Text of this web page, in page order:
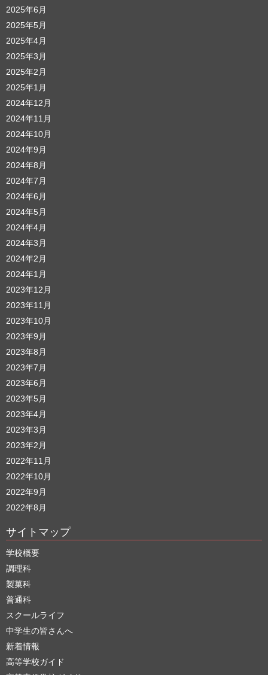
2025年6月
2025年5月
2025年4月
2025年3月
2025年2月
2025年1月
2024年12月
2024年11月
2024年10月
2024年9月
2024年8月
2024年7月
2024年6月
2024年5月
2024年4月
2024年3月
2024年2月
2024年1月
2023年12月
2023年11月
2023年10月
2023年9月
2023年8月
2023年7月
2023年6月
2023年5月
2023年4月
2023年3月
2023年2月
2022年11月
2022年10月
2022年9月
2022年8月
サイトマップ
学校概要
調理科
製菓科
普通科
スクールライフ
中学生の皆さんへ
新着情報
高等学校ガイド